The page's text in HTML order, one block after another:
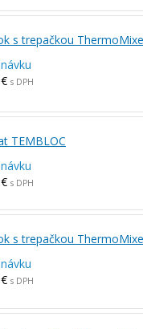
s trepačkou
s DPH
TEMBLOC
s DPH
s trepačkou
s DPH